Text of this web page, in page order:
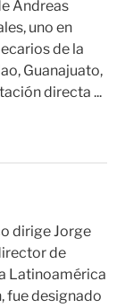
Andreas
uno en
de la
Guanajuato,
directa ...
dirige Jorge
de
Latinoamérica
fue designado